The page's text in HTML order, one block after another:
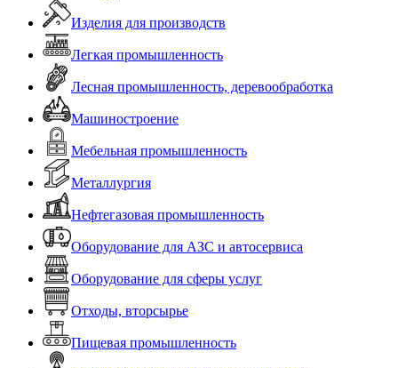
Изделия для производств
Легкая промышленность
Лесная промышленность, деревообработка
Машиностроение
Мебельная промышленность
Металлургия
Нефтегазовая промышленность
Оборудование для АЗС и автосервиса
Оборудование для сферы услуг
Отходы, вторсырье
Пищевая промышленность